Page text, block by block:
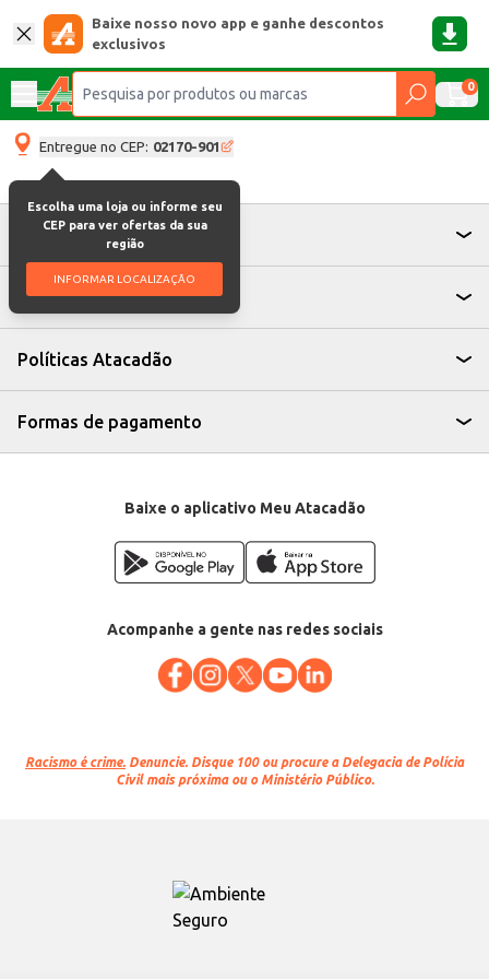
Baixe nosso novo app e ganhe descontos
exclusivos
0
Entregue no CEP: 02170-901
Escolha uma loja ou informe seu
CEP para ver ofertas da sua
região
INFORMAR LOCALIZAÇÃO
Atendimento
Institucional
Políticas Atacadão
Formas de pagamento
Baixe o aplicativo Meu Atacadão
Acompanhe a gente nas redes sociais
Racismo é crime. Denuncie. Disque 100 ou procure a Delegacia de Polícia
Civil mais próxima ou o Ministério Público.